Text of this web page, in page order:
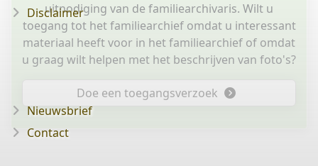
uitnodiging van de familiearchivaris. Wilt u
toegang tot het familiearchief omdat u interessant
materiaal heeft voor in het familiearchief of omdat
u graag wilt helpen met het beschrijven van foto's?
Doe een toegangsverzoek
Disclaimer
Nieuwsbrief
Contact